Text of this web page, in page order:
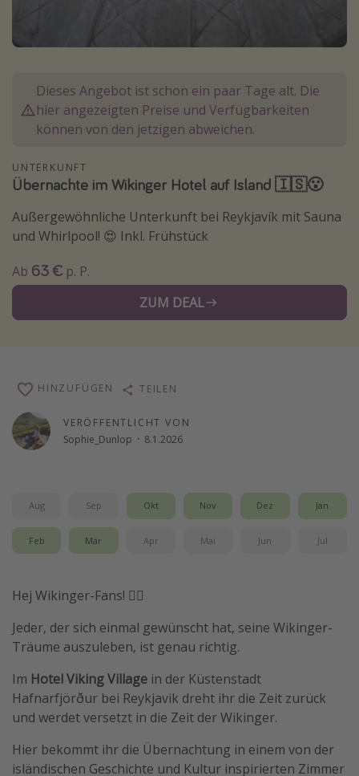
Goa Urlaub
Kefalonia Urlaub
Krabi Urlaub
Sri Lanka Rundreise
Reisethemen
Alle Reisethemen
Wochenendtrip
Strandurlaub
Hotels in Amsterdam
Hotels am Achensee
Familienurlaub in der Türkei
Bahnreisen in der Schweiz
Reisepassfreie Reiseziele
Travel Know How
Silvesterreisen
Dieses Angebot ist schon ein paar Tage alt. Die
hier angezeigten Preise und Verfügbarkeiten
können von den jetzigen abweichen.
UNTERKUNFT
Übernachte im Wikinger Hotel auf Island 🇮🇸😮
Außergewöhnliche Unterkunft bei Reykjavík mit Sauna
und Whirlpool! 😍 Inkl. Frühstück
Ab 63 € p. P.
ZUM DEAL
VERÖFFENTLICHT VON
Sophie_Dunlop · 8.1.2026
HINZUFÜGEN TEILEN
Aug Sep Okt Nov Dez Jan
Feb Mär Apr Mai Jun Jul
Hej Wikinger-Fans! 🏴‍☠️
Jeder, der sich einmal gewünscht hat, seine Wikinger-
Träume auszuleben, ist genau richtig.
Im Hotel Viking Village in der Küstenstadt
Hafnarfjörður bei Reykjavik dreht ihr die Zeit zurück
und werdet versetzt in die Zeit der Wikinger.
Hier bekommt ihr die Übernachtung in einem von der
isländischen Geschichte und Kultur inspirierten Zimmer